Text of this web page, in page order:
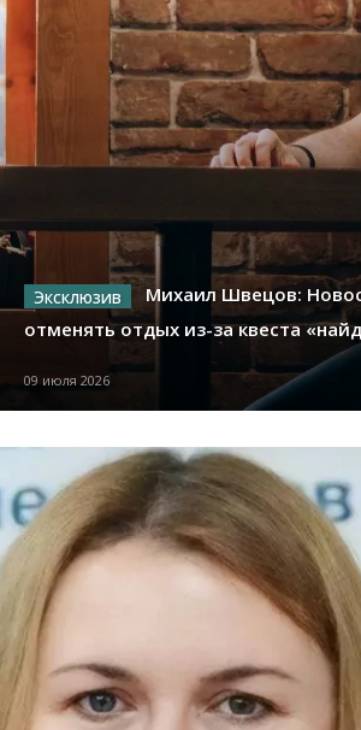
Михаил Швецов:
отменять отдых из-за квеста
09 июля 2026